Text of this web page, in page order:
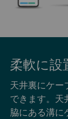
柔軟に設
天井裏にケー
できます。天
脇にある溝に